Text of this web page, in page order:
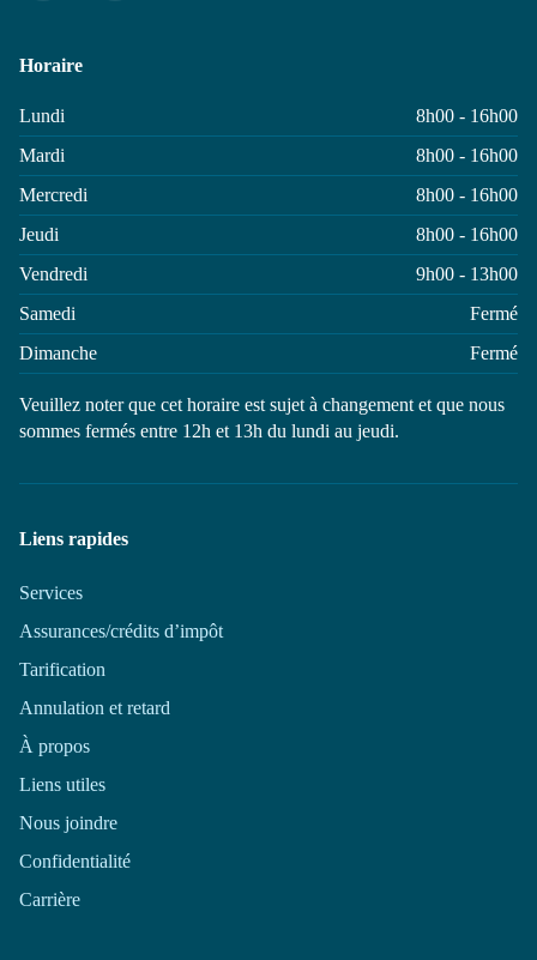
Liens rapides
Services
Assurances/crédits d’impôt
Tarification
Annulation et retard
À propos
Liens utiles
Nous joindre
Confidentialité
Carrière
Horaire
Lundi
8h00 - 16h00
Mardi
8h00 - 16h00
Mercredi
8h00 - 16h00
Jeudi
8h00 - 16h00
Vendredi
9h00 - 13h00
Samedi
Fermé
Dimanche
Fermé
Veuillez noter que cet horaire est sujet à changement et que nous
sommes fermés entre 12h et 13h du lundi au jeudi.